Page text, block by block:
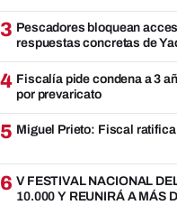
3 Pescadores bloquean
respuestas concretas de
4 Fiscalía pide condena a 3
por prevaricato
5 Miguel Prieto: Fiscal
6 V FESTIVAL NACIONAL
10.000 Y REUNIRÁ A MÁS